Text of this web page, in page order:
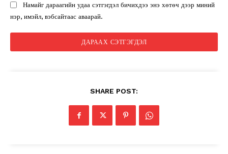
Намайг дараагийн удаа сэтгэгдэл бичихдээ энэ хөтөч дээр миний
нэр, имэйл, вэбсайтаас аваарай.
SHARE POST: